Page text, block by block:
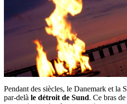
Pendant des siècles, le Danemark et la
par-delà le détroit de Sund. Ce bras